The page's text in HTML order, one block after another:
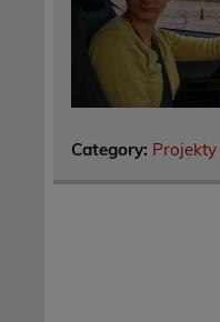
Category: Projekty